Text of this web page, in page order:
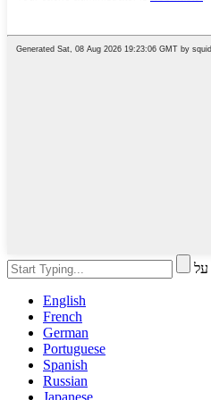
English
French
German
Portuguese
Spanish
Russian
Japanese